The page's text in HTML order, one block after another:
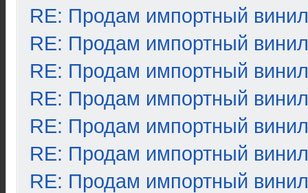
RE: Продам импортный винил
RE: Продам импортный винил
RE: Продам импортный винил
RE: Продам импортный винил
RE: Продам импортный винил
RE: Продам импортный винил
RE: Продам импортный винил